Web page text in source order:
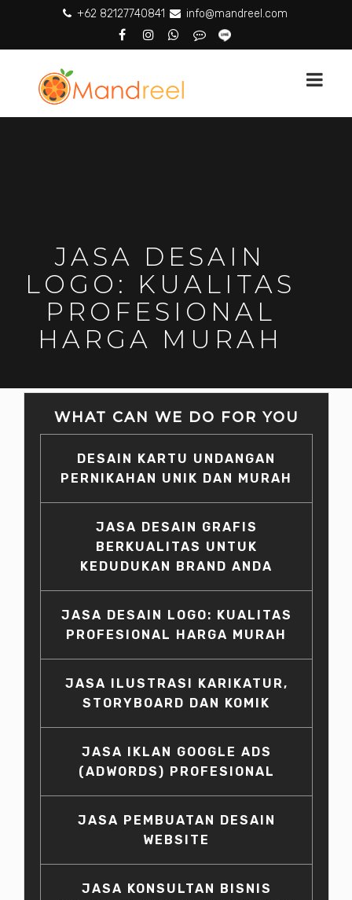
+62 82127740841 info@mandreel.com
JASA DESAIN
LOGO: KUALITAS
PROFESIONAL
HARGA MURAH
WHAT CAN WE DO FOR YOU
DESAIN KARTU UNDANGAN
PERNIKAHAN UNIK DAN MURAH
JASA DESAIN GRAFIS
BERKUALITAS UNTUK
KEDUDUKAN BRAND ANDA
JASA DESAIN LOGO: KUALITAS
PROFESIONAL HARGA MURAH
JASA ILUSTRASI KARIKATUR,
STORYBOARD DAN KOMIK
JASA IKLAN GOOGLE ADS
(ADWORDS) PROFESIONAL
JASA PEMBUATAN DESAIN
WEBSITE
JASA KONSULTAN BISNIS